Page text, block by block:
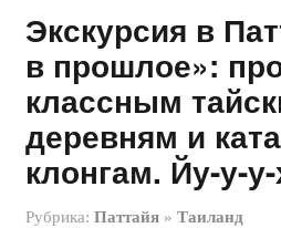
Экскурсия в
в прошлое»:
классным
деревням и
клонгам. Йу-у-
Рубрика: Паттайя» Таиланд